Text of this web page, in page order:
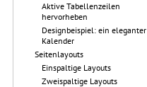
Aktive Tabellenzeilen
hervorheben
Designbeispiel: ein eleganter
Kalender
Seitenlayouts
Einspaltige Layouts
Zweispaltige Layouts